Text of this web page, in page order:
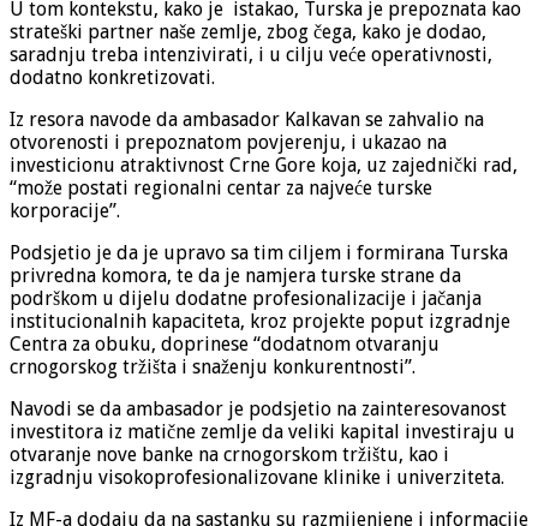
U tom kontekstu, kako je istakao, Turska je prepoznata kao
strateški partner naše zemlje, zbog čega, kako je dodao,
saradnju treba intenzivirati, i u cilju veće operativnosti,
dodatno konkretizovati.
Iz resora navode da ambasador Kalkavan se zahvalio na
otvorenosti i prepoznatom povjerenju, i ukazao na
investicionu atraktivnost Crne Gore koja, uz zajednički rad,
“može postati regionalni centar za najveće turske
korporacije”.
Podsjetio je da je upravo sa tim ciljem i formirana Turska
privredna komora, te da je namjera turske strane da
podrškom u dijelu dodatne profesionalizacije i jačanja
institucionalnih kapaciteta, kroz projekte poput izgradnje
Centra za obuku, doprinese “dodatnom otvaranju
crnogorskog tržišta i snaženju konkurentnosti”.
Navodi se da ambasador je podsjetio na zainteresovanost
investitora iz matične zemlje da veliki kapital investiraju u
otvaranje nove banke na crnogorskom tržištu, kao i
izgradnju visokoprofesionalizovane klinike i univerziteta.
Iz MF-a dodaju da na sastanku su razmijenjene i informacije